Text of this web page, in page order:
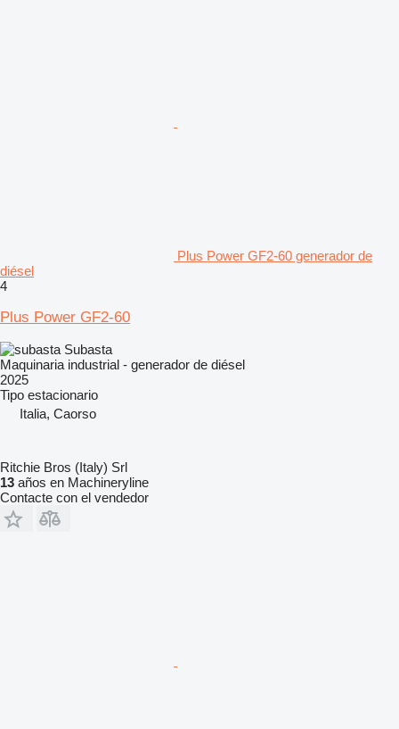
Plus Power GF2-60 generador de
diésel
4
Plus Power GF2-60
Subasta
Maquinaria industrial - generador de diésel
2025
Tipo estacionario
Italia, Caorso
Ritchie Bros (Italy) Srl
13 años en Machineryline
Contacte con el vendedor